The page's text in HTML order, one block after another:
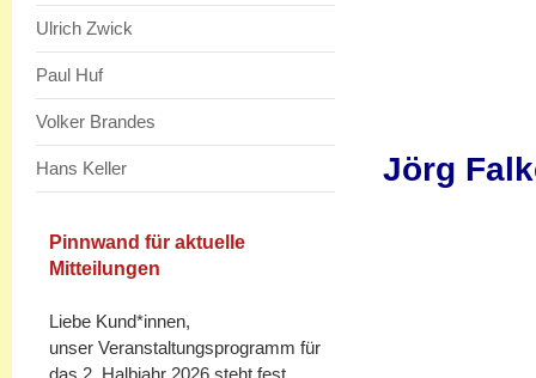
Ulrich Zwick
Paul Huf
Volker Brandes
Hans Keller
Pinnwand für aktuelle
Mitteilungen
Liebe Kund*innen,
unser Veranstaltungsprogramm für
das 2. Halbjahr 2026 steht fest.
Jörg